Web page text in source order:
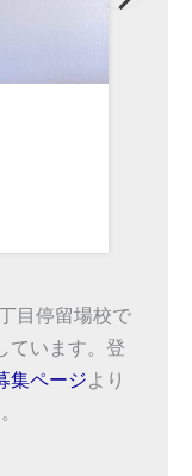
目停留場校で
ています。登
集ページより